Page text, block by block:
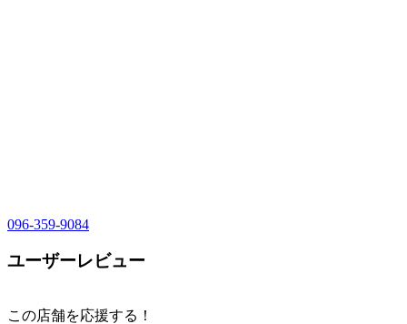
096-359-9084
ユーザーレビュー
この店舗を応援する！